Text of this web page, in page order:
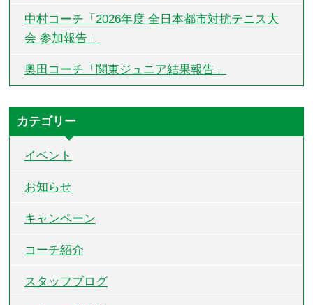
中村コーチ「2026年度 全日本都市対抗テニス大
会 参加報告」
奥田コーチ「関東ジュニア結果報告」
カテゴリー
イベント
お知らせ
キャンペーン
コーチ紹介
スタッフブログ